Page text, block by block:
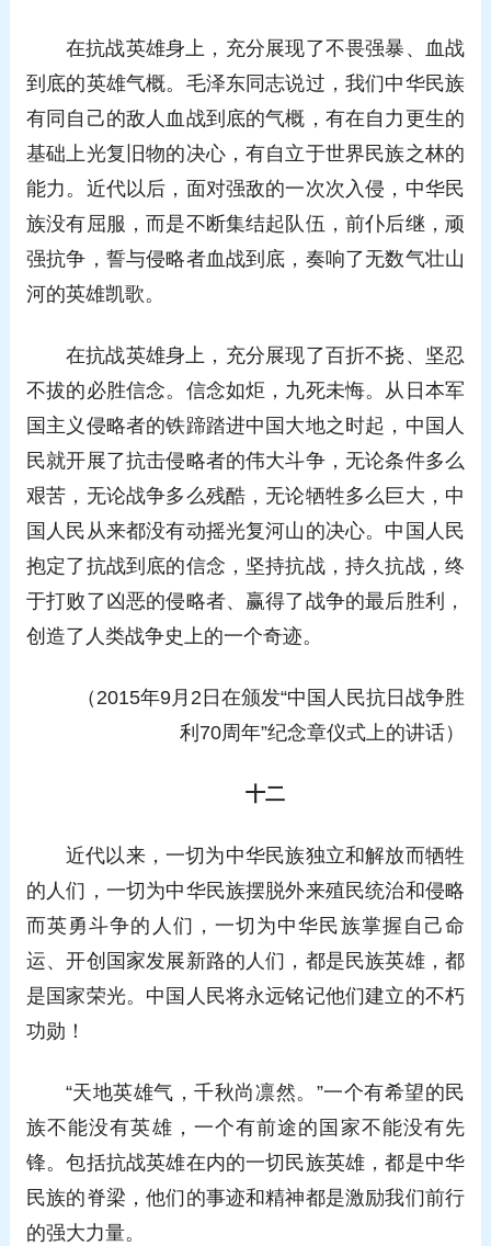
在抗战英雄身上，充分展现了不畏强暴、血战
到底的英雄气概。毛泽东同志说过，我们中华民族
有同自己的敌人血战到底的气概，有在自力更生的
基础上光复旧物的决心，有自立于世界民族之林的
能力。近代以后，面对强敌的一次次入侵，中华民
族没有屈服，而是不断集结起队伍，前仆后继，顽
强抗争，誓与侵略者血战到底，奏响了无数气壮山
河的英雄凯歌。
在抗战英雄身上，充分展现了百折不挠、坚忍
不拔的必胜信念。信念如炬，九死未悔。从日本军
国主义侵略者的铁蹄踏进中国大地之时起，中国人
民就开展了抗击侵略者的伟大斗争，无论条件多么
艰苦，无论战争多么残酷，无论牺牲多么巨大，中
国人民从来都没有动摇光复河山的决心。中国人民
抱定了抗战到底的信念，坚持抗战，持久抗战，终
于打败了凶恶的侵略者、赢得了战争的最后胜利，
创造了人类战争史上的一个奇迹。
（2015年9月2日在颁发“中国人民抗日战争胜
利70周年”纪念章仪式上的讲话）
十二
近代以来，一切为中华民族独立和解放而牺牲
的人们，一切为中华民族摆脱外来殖民统治和侵略
而英勇斗争的人们，一切为中华民族掌握自己命
运、开创国家发展新路的人们，都是民族英雄，都
是国家荣光。中国人民将永远铭记他们建立的不朽
功勋！
“天地英雄气，千秋尚凛然。”一个有希望的民
族不能没有英雄，一个有前途的国家不能没有先
锋。包括抗战英雄在内的一切民族英雄，都是中华
民族的脊梁，他们的事迹和精神都是激励我们前行
的强大力量。